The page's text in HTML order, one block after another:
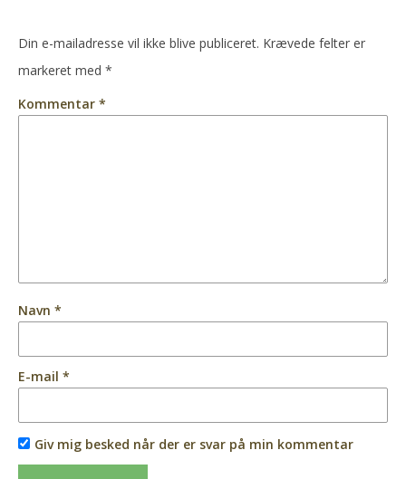
Din e-mailadresse vil ikke blive publiceret. Krævede felter er
markeret med *
Kommentar *
Navn *
E-mail *
Giv mig besked når der er svar på min kommentar